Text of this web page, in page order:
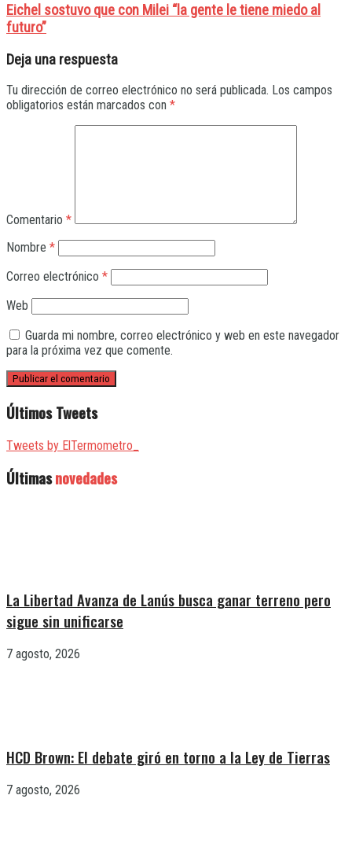
Eichel sostuvo que con Milei “la gente le tiene miedo al
futuro”
Deja una respuesta
Tu dirección de correo electrónico no será publicada. Los campos
obligatorios están marcados con *
Comentario *
Nombre *
Correo electrónico *
Web
Guarda mi nombre, correo electrónico y web en este navegador
para la próxima vez que comente.
Últimos Tweets
Tweets by ElTermometro_
Últimasnovedades
La Libertad Avanza de Lanús busca ganar terreno pero
sigue sin unificarse
7 agosto, 2026
HCD Brown: El debate giró en torno a la Ley de Tierras
7 agosto, 2026